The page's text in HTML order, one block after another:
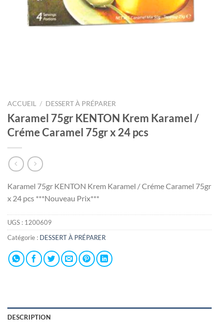
ACCUEIL / DESSERT À PRÉPARER
Karamel 75gr KENTON Krem Karamel /
Créme Caramel 75gr x 24 pcs
Karamel 75gr KENTON Krem Karamel / Créme Caramel 75gr
x 24 pcs ***Nouveau Prix***
UGS : 1200609
Catégorie : DESSERT À PRÉPARER
DESCRIPTION